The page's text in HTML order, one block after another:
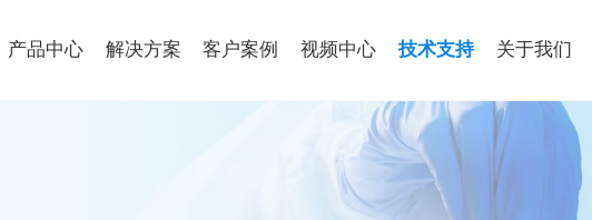
产品中心 解决方案 客户案例 视频中心 技术支持 关于我们